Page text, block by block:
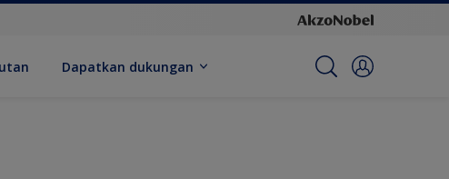
Dapatkan dukungan